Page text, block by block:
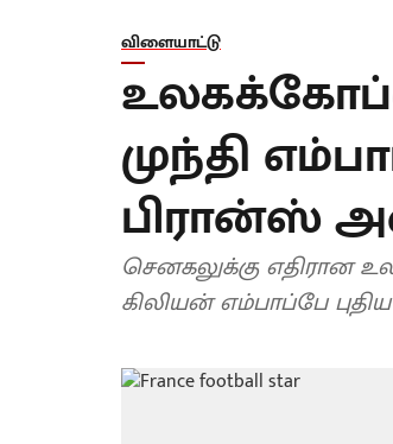
விளையாட்டு
முந்தி
பிரான்ஸ்
செனகலுக்கு எதிரான
கிலியன் எம்பாப்பே